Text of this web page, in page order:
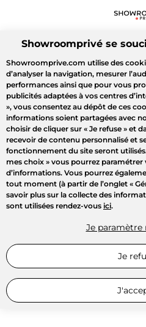
Showroomprivé se
Showroomprive.com utilise des
d’analyser la navigation, mesurer
performances ainsi que pour vous
publicités adaptées à vos centres
», vous consentez au dépôt de ces
informations soient partagées avec
choisir de cliquer sur « Je refuse » et
recevoir de contenu personnalisé et
fonctionnement du site seront
mes choix » vous pourrez paramétrer
d’informations. Vous pourrez
tout moment (à partir de l’onglet «
savoir plus sur la collecte des
sont utilisées rendez-vous ici.
Je paramètre
Je